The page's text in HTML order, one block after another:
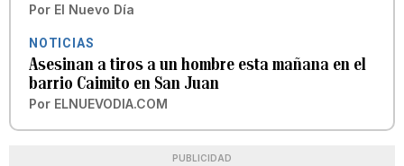
Por El Nuevo Día
NOTICIAS
Asesinan a tiros a un hombre esta mañana en el
barrio Caimito en San Juan
Por ELNUEVODIA.COM
PUBLICIDAD